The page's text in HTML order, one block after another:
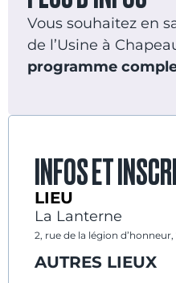
Vous souhaitez en
de l’Usine à
programme
INFOS ET
LIEU
La Lanterne
2, rue de la légion
AUTRES LIEUX